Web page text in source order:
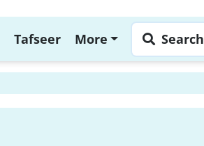
Tafseer More Search